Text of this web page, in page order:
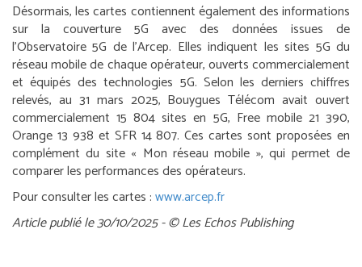
Désormais, les cartes contiennent également des informations
sur la couverture 5G avec des données issues de
l’Observatoire 5G de l’Arcep. Elles indiquent les sites 5G du
réseau mobile de chaque opérateur, ouverts commercialement
et équipés des technologies 5G. Selon les derniers chiffres
relevés, au 31 mars 2025, Bouygues Télécom avait ouvert
commercialement 15 804 sites en 5G, Free mobile 21 390,
Orange 13 938 et SFR 14 807. Ces cartes sont proposées en
complément du site « Mon réseau mobile », qui permet de
comparer les performances des opérateurs.
Pour consulter les cartes :www.arcep.fr
Article publié le 30/10/2025 - © Les Echos Publishing